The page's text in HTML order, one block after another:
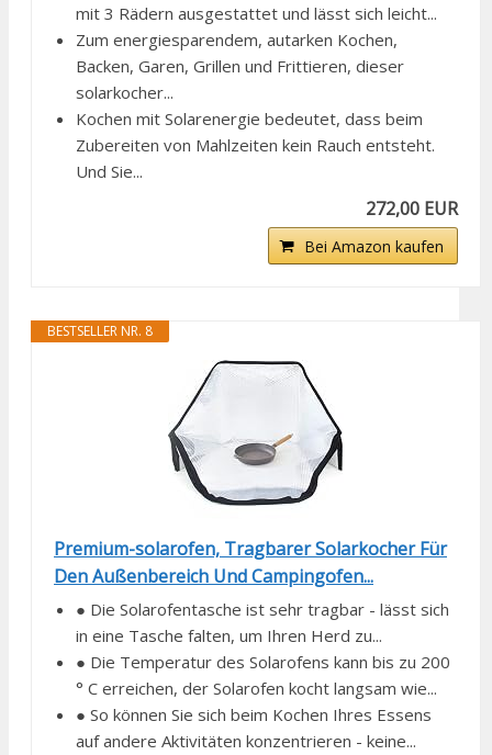
mit 3 Rädern ausgestattet und lässt sich leicht...
Zum energiesparendem, autarken Kochen,
Backen, Garen, Grillen und Frittieren, dieser
solarkocher...
Kochen mit Solarenergie bedeutet, dass beim
Zubereiten von Mahlzeiten kein Rauch entsteht.
Und Sie...
272,00 EUR
Bei Amazon kaufen
BESTSELLER NR. 8
Premium-solarofen, Tragbarer Solarkocher Für
Den Außenbereich Und Campingofen...
● Die Solarofentasche ist sehr tragbar - lässt sich
in eine Tasche falten, um Ihren Herd zu...
● Die Temperatur des Solarofens kann bis zu 200
° C erreichen, der Solarofen kocht langsam wie...
● So können Sie sich beim Kochen Ihres Essens
auf andere Aktivitäten konzentrieren - keine...